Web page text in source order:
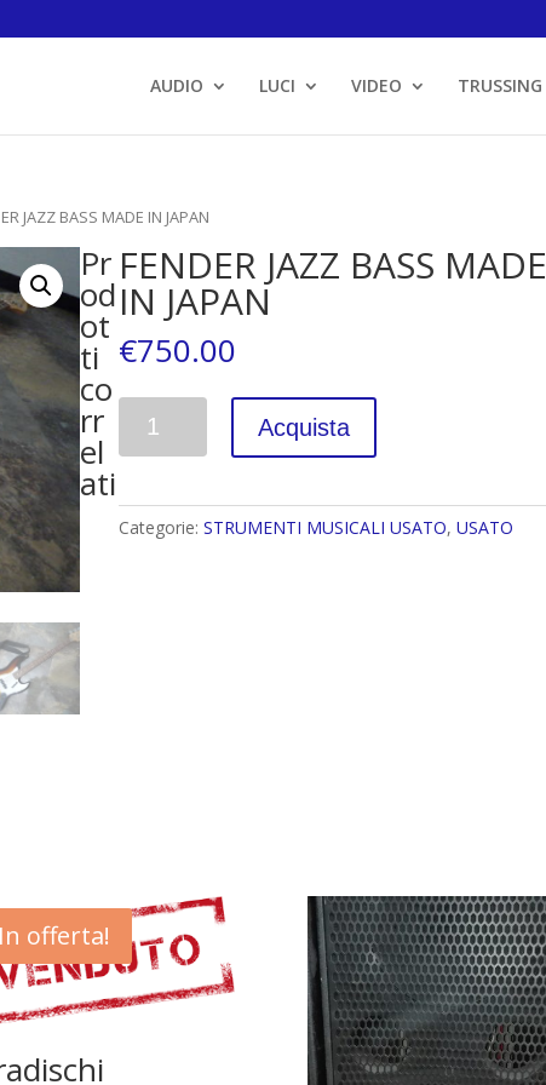
AUDIO LUCI VIDEO TRUSSING
JAZZ BASS MADE IN JAPAN
FENDER JAZZ BASS MADE
IN JAPAN
€750.00
Acquista
Categorie:STRUMENTI MUSICALI USATO,USATO
Pr
od
ot
ti
co
rr
el
ati
offerta!